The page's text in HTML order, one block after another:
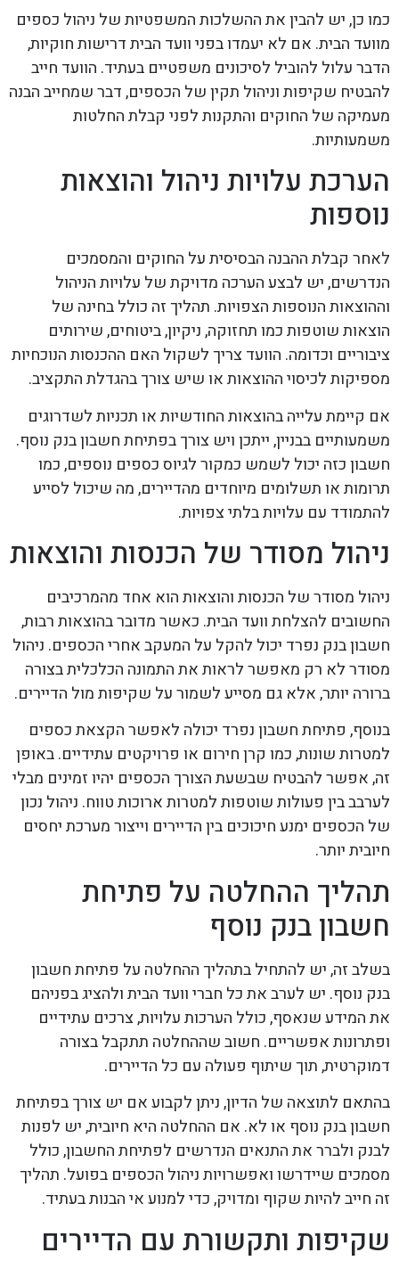
כמו כן, יש להבין את ההשלכות המשפטיות של ניהול כספים
מוועד הבית. אם לא יעמדו בפני וועד הבית דרישות חוקיות,
הדבר עלול להוביל לסיכונים משפטיים בעתיד. הוועד חייב
להבטיח שקיפות וניהול תקין של הכספים, דבר שמחייב הבנה
מעמיקה של החוקים והתקנות לפני קבלת החלטות
משמעותיות.
הערכת עלויות ניהול והוצאות
נוספות
לאחר קבלת ההבנה הבסיסית על החוקים והמסמכים
הנדרשים, יש לבצע הערכה מדויקת של עלויות הניהול
וההוצאות הנוספות הצפויות. תהליך זה כולל בחינה של
הוצאות שוטפות כמו תחזוקה, ניקיון, ביטוחים, שירותים
ציבוריים וכדומה. הוועד צריך לשקול האם ההכנסות הנוכחיות
מספיקות לכיסוי ההוצאות או שיש צורך בהגדלת התקציב.
אם קיימת עלייה בהוצאות החודשיות או תכניות לשדרוגים
משמעותיים בבניין, ייתכן ויש צורך בפתיחת חשבון בנק נוסף.
חשבון כזה יכול לשמש כמקור לגיוס כספים נוספים, כמו
תרומות או תשלומים מיוחדים מהדיירים, מה שיכול לסייע
להתמודד עם עלויות בלתי צפויות.
ניהול מסודר של הכנסות והוצאות
ניהול מסודר של הכנסות והוצאות הוא אחד מהמרכיבים
החשובים להצלחת וועד הבית. כאשר מדובר בהוצאות רבות,
חשבון בנק נפרד יכול להקל על המעקב אחרי הכספים. ניהול
מסודר לא רק מאפשר לראות את התמונה הכלכלית בצורה
ברורה יותר, אלא גם מסייע לשמור על שקיפות מול הדיירים.
בנוסף, פתיחת חשבון נפרד יכולה לאפשר הקצאת כספים
למטרות שונות, כמו קרן חירום או פרויקטים עתידיים. באופן
זה, אפשר להבטיח שבשעת הצורך הכספים יהיו זמינים מבלי
לערבב בין פעולות שוטפות למטרות ארוכות טווח. ניהול נכון
של הכספים ימנע חיכוכים בין הדיירים וייצור מערכת יחסים
חיובית יותר.
תהליך ההחלטה על פתיחת
חשבון בנק נוסף
בשלב זה, יש להתחיל בתהליך ההחלטה על פתיחת חשבון
בנק נוסף. יש לערב את כל חברי וועד הבית ולהציג בפניהם
את המידע שנאסף, כולל הערכות עלויות, צרכים עתידיים
ופתרונות אפשריים. חשוב שההחלטה תתקבל בצורה
דמוקרטית, תוך שיתוף פעולה עם כל הדיירים.
בהתאם לתוצאה של הדיון, ניתן לקבוע אם יש צורך בפתיחת
חשבון בנק נוסף או לא. אם ההחלטה היא חיובית, יש לפנות
לבנק ולברר את התנאים הנדרשים לפתיחת החשבון, כולל
מסמכים שיידרשו ואפשרויות ניהול הכספים בפועל. תהליך
זה חייב להיות שקוף ומדויק, כדי למנוע אי הבנות בעתיד.
שקיפות ותקשורת עם הדיירים